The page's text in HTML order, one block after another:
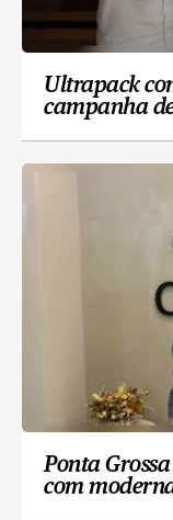
Ultrapack
campanha
Ponta
com